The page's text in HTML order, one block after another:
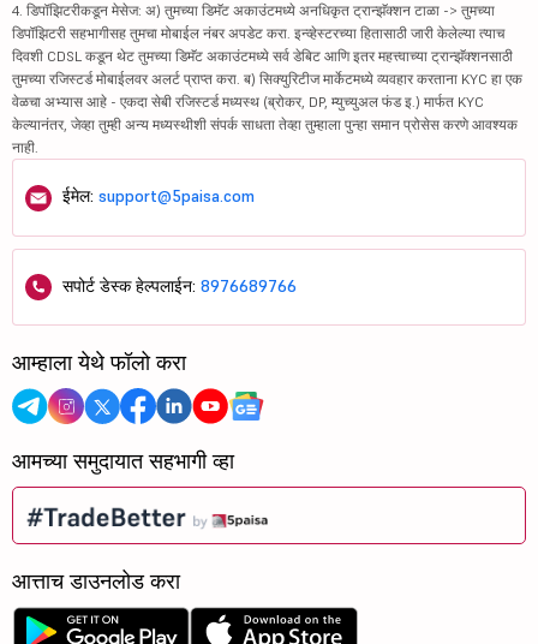
4. डिपॉझिटरीकडून मेसेज: अ) तुमच्या डिमॅट अकाउंटमध्ये अनधिकृत ट्रान्झॅक्शन टाळा -> तुमच्या
डिपॉझिटरी सहभागीसह तुमचा मोबाईल नंबर अपडेट करा. इन्व्हेस्टरच्या हितासाठी जारी केलेल्या त्याच
दिवशी CDSL कडून थेट तुमच्या डिमॅट अकाउंटमध्ये सर्व डेबिट आणि इतर महत्त्वाच्या ट्रान्झॅक्शनसाठी
तुमच्या रजिस्टर्ड मोबाईलवर अलर्ट प्राप्त करा. ब) सिक्युरिटीज मार्केटमध्ये व्यवहार करताना KYC हा एक
वेळचा अभ्यास आहे - एकदा सेबी रजिस्टर्ड मध्यस्थ (ब्रोकर, DP, म्युच्युअल फंड इ.) मार्फत KYC
केल्यानंतर, जेव्हा तुम्ही अन्य मध्यस्थीशी संपर्क साधता तेव्हा तुम्हाला पुन्हा समान प्रोसेस करणे आवश्यक
नाही.
ईमेल: support@5paisa.com
सपोर्ट डेस्क हेल्पलाईन: 8976689766
आम्हाला येथे फॉलो करा
आमच्या समुदायात सहभागी व्हा
आत्ताच डाउनलोड करा